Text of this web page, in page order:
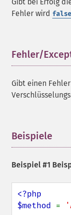
Fehler wird false
Fehler/
Gibt einen
Beispiele
Beispiel #1
<?php
$method =